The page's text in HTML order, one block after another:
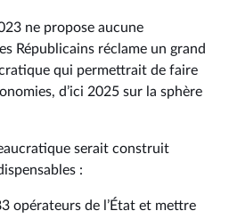
ne propose aucune
Républicains réclame un grand
qui permettrait de faire
d’ici 2025 sur la sphère
serait construit
:
opérateurs de l’État et mettre